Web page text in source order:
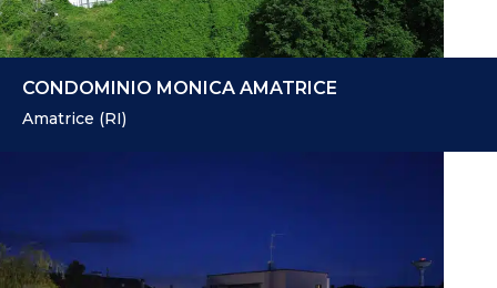
CONDOMINIO MONICA AMATRICE
Amatrice (RI)